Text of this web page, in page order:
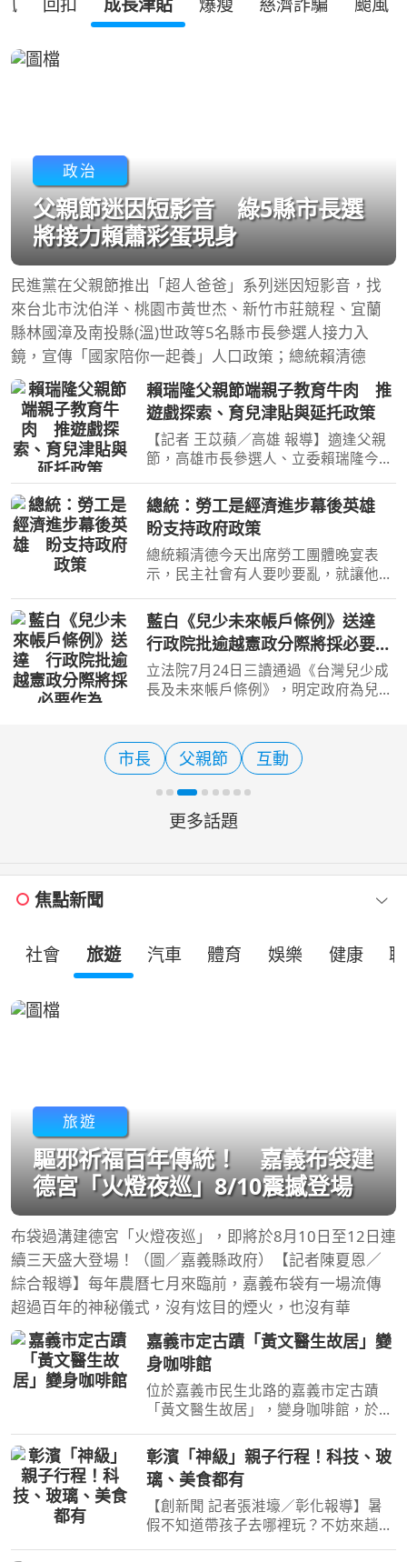
政治
父親節迷因短影音 綠5縣市長選
將接力賴蕭彩蛋現身
民進黨在父親節推出「超人爸爸」系列迷因短影音，找
來台北市沈伯洋、桃園市黃世杰、新竹市莊競程、宜蘭
縣林國漳及南投縣(溫)世政等5名縣市長參選人接力入
鏡，宣傳「國家陪你一起養」人口政策；總統賴清德
賴瑞隆父親節端親子教育牛肉 推
遊戲探索、育兒津貼與延托政策
【記者 王苡蘋／高雄 報導】適逢父親
節，高雄市長參選人、立委賴瑞隆今
禮，與大小朋友體驗園區設施，並向爸
爸及代父職者送上節日祝福。繼日前提
出「2030雙語之都」七大
總統：勞工是經濟進步幕後英雄
盼支持政府政策
總統賴清德今天出席勞工團體晚宴表
示，民主社會有人要吵要亂，就讓他們
支持政府政策；他強調，廣大勞工才是
經濟進步的幕後英雄，照顧勞工是擔任
總統一定要做到的事，勞
藍白《兒少未來帳戶條例》送達
行政院批逾越憲政分際將採必要作
為
立法院7月24日三讀通過《台灣兒少成
長及未來帳戶條例》，明定政府為兒少
示，提出施政方針及編列中央政府總預
算屬行政院憲政職權，對於
市長 父親節 互動
更多話題
焦點新聞
社會 旅遊 汽車 體育 娛樂 健康
旅遊
驅邪祈福百年傳統！ 嘉義布袋建
德宮「火燈夜巡」8/10震撼登場
布袋過溝建德宮「火燈夜巡」，即將於8月10日至12日連
續三天盛大登場！（圖／嘉義縣政府）【記者陳夏恩／
綜合報導】每年農曆七月來臨前，嘉義布袋有一場流傳
超過百年的神秘儀式，沒有炫目的煙火，也沒有華
嘉義市定古蹟「黃文醫生故居」變
身咖啡館
位於嘉義市民生北路的嘉義市定古蹟
「黃文醫生故居」，變身咖啡館，於
時期的舊名「津本喫茶部食堂」重新回
到街區，也讓近百年前的喫茶文化，以
咖啡與食堂的形式再次融入今
彰濱「神級」親子行程！科技、玻
璃、美食都有
【創新聞 記者張溎壕／彰化報導】暑
假不知道帶孩子去哪裡玩？不妨來趟彰